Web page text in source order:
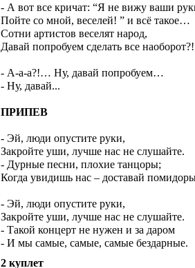
- А вот все кричат: “Я не вижу ваши
Пойте со мной, веселей! ” и всё такое…
Сотни артистов веселят народ,
Давай попробуем сделать все наоборот?!
- А-а-а?!… Ну, давай попробуем…
- Ну, давай...
ПРИПЕВ
- Эй, люди опустите руки,
Закройте уши, лучше нас не слушайте.
- Дурные песни, плохие танцоры;
Когда увидишь нас – доставай
- Эй, люди опустите руки,
Закройте уши, лучше нас не слушайте.
- Такой концерт не нужен и за даром
- И мы самые, самые, самые бездарные.
2 куплет